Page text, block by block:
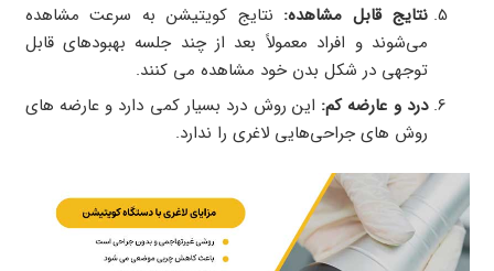
نتایج قابل مشاهده: نتایج کویتیشن به سرعت مشاهده
می‌شوند و افراد معمولاً بعد از چند جلسه بهبود‌های قابل
توجهی در شکل بدن خود مشاهده می کنند.
درد و عارضه کم: این روش درد بسیار کمی دارد و عارضه های
روش های جراحی‌هایی لاغری را ندارد.